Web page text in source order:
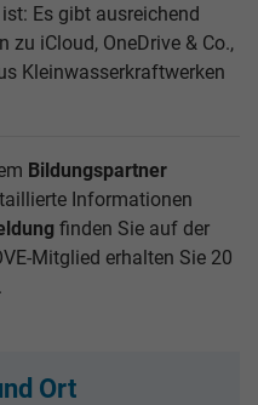
Es gibt ausreichend
zu iCloud, OneDrive & Co.,
Kleinwasserkraftwerken
Bildungspartner
Informationen
finden Sie auf der
Mitglied erhalten Sie 20
Ort